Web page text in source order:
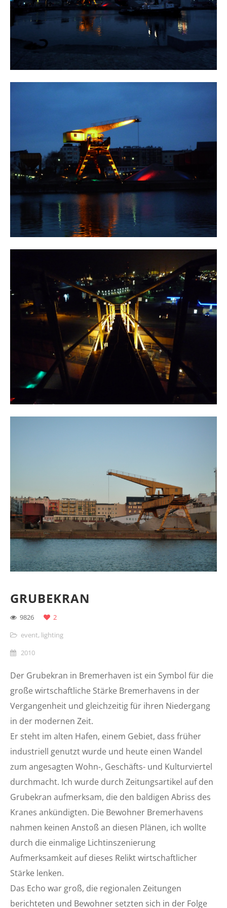
GRUBEKRAN
9826
2
event, lighting
2010
Der Grubekran in Bremerhaven ist ein Symbol für die
große wirtschaftliche Stärke Bremerhavens in der
Vergangenheit und gleichzeitig für ihren Niedergang
in der modernen Zeit.
Er steht im alten Hafen, einem Gebiet, dass früher
industriell genutzt wurde und heute einen Wandel
zum angesagten Wohn-, Geschäfts- und Kulturviertel
durchmacht. Ich wurde durch Zeitungsartikel auf den
Grubekran aufmerksam, die den baldigen Abriss des
Kranes ankündigten. Die Bewohner Bremerhavens
nahmen keinen Anstoß an diesen Plänen, ich wollte
durch die einmalige Lichtinszenierung
Aufmerksamkeit auf dieses Relikt wirtschaftlicher
Stärke lenken.
Das Echo war groß, die regionalen Zeitungen
berichteten und Bewohner setzten sich in der Folge